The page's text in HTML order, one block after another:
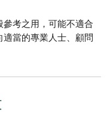
考之用，可能不適合
當的專業人士、顧問